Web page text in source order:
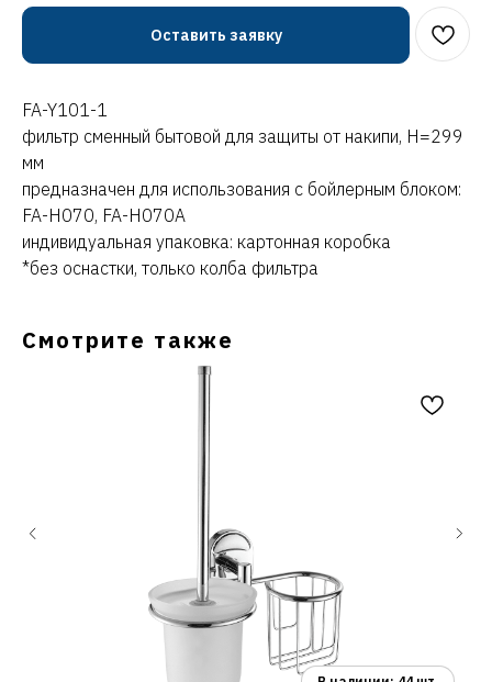
Оставить заявку
FA-Y101-1
фильтр сменный бытовой для защиты от накипи, H=299
мм
предназначен для использования с бойлерным блоком:
FA-H070, FA-H070A
индивидуальная упаковка: картонная коробка
*без оснастки, только колба фильтра
Смотрите также